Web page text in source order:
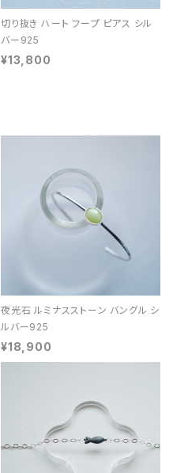
切り抜き ハート フープ ピアス シル
バー925
¥13,800
夜光石 ルミナスストーン バングル シ
ルバー925
¥18,900